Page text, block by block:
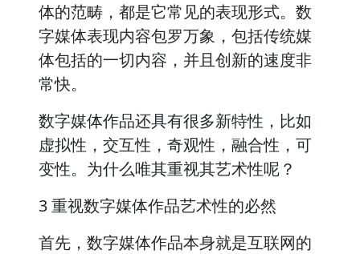
体的范畴，都是它常见的表现形式。数
字媒体表现内容包罗万象，包括传统媒
体包括的一切内容，并且创新的速度非
常快。
数字媒体作品还具有很多新特性，比如
虚拟性，交互性，奇观性，融合性，可
变性。为什么唯其重视其艺术性呢？
3 重视数字媒体作品艺术性的必然
首先，数字媒体作品本身就是互联网的